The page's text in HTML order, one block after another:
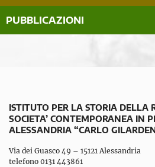
PUBBLICAZIONI
ISTITUTO PER LA STORIA DELLA
SOCIETA’ CONTEMPORANEA IN
ALESSANDRIA “CARLO
Via dei Guasco 49 – 15121 Alessandria
telefono 0131 443861